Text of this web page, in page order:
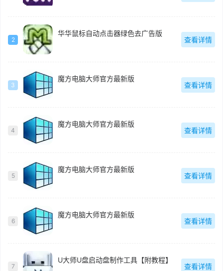
2
华华鼠标自动点击器绿色去广告版
查看详情
3
魔方电脑大师官方最新版
查看详情
4
魔方电脑大师官方最新版
查看详情
5
魔方电脑大师官方最新版
查看详情
6
魔方电脑大师官方最新版
查看详情
7
U大师U盘启动盘制作工具【附教程】
查看详情